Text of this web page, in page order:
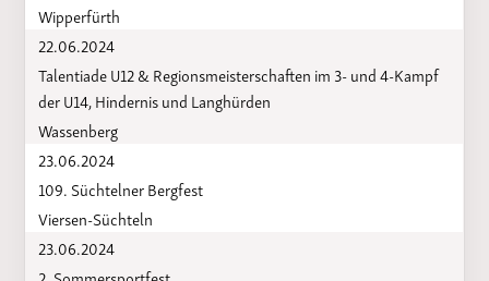
Wipperfürth
22.06.2024
Talentiade U12 & Regionsmeisterschaften im 3- und 4-Kampf
der U14, Hindernis und Langhürden
Wassenberg
23.06.2024
109. Süchtelner Bergfest
Viersen-Süchteln
23.06.2024